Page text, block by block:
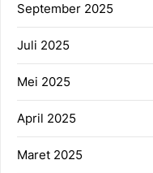
September 2025
Juli 2025
Mei 2025
April 2025
Maret 2025